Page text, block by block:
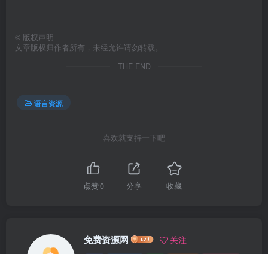
© 版权声明
文章版权归作者所有，未经允许请勿转载。
THE END
语言资源
喜欢就支持一下吧
点赞0 分享 收藏
免费资源网 关注